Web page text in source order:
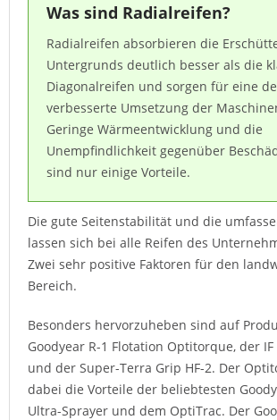
Was sind Radialreifen?
Radialreifen absorbieren die
Untergrunds deutlich besser als die
Diagonalreifen und sorgen für eine
verbesserte Umsetzung der
Geringe Wärmeentwicklung und die
Unempfindlichkeit gegenüber
sind nur einige Vorteile.
Die gute Seitenstabilität und die
lassen sich bei alle Reifen des
Zwei sehr positive Faktoren für den
Bereich.
Besonders hervorzuheben sind auf
Goodyear R-1 Flotation Optitorque, der
und der Super-Terra Grip HF-2. Der
dabei die Vorteile der beliebtesten
Ultra-Sprayer und dem OptiTrac. Der